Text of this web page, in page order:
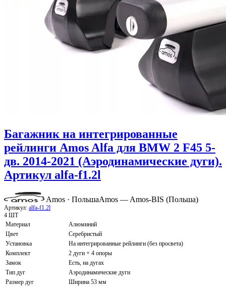
Багажник на интегрированные
рейлинги Amos Alfa для BMW 2 F45 5-
дв. 2014-2021 (Аэродинамические дуги).
Артикул alfa-f1.2l
Amos · ПольшаAmos — Amos-BIS (Польша)
Артикул: alfa-f1.2l
4 ШТ
Материал
Алюминий
Цвет
Серебристый
Установка
На интегрированные рейлинги (без просвета)
Комплект
2 дуги + 4 опоры
Замок
Есть, на дугах
Тип дуг
Аэродинамические дуги
Размер дуг
Ширина 53 мм